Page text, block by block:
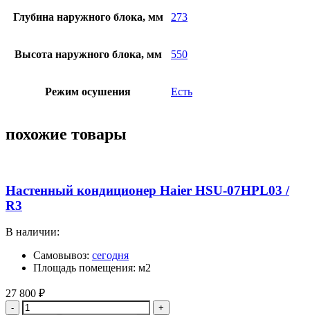
Глубина наружного блока, мм 273
Высота наружного блока, мм 550
Режим осушения Есть
похожие товары
Настенный кондиционер Haier HSU-07HPL03 /
R3
В наличии:
Самовывоз: сегодня
Площадь помещения: м2
27 800 ₽
Количество